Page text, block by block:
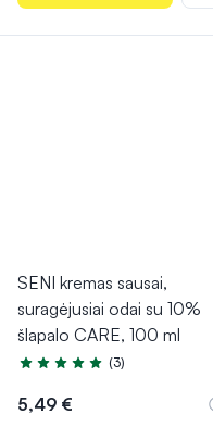
SENI kremas sausai,
suragėjusiai odai su 10%
šlapalo CARE, 100 ml
Įvertinimas 5.0 iš 5
(3)
5,49 €